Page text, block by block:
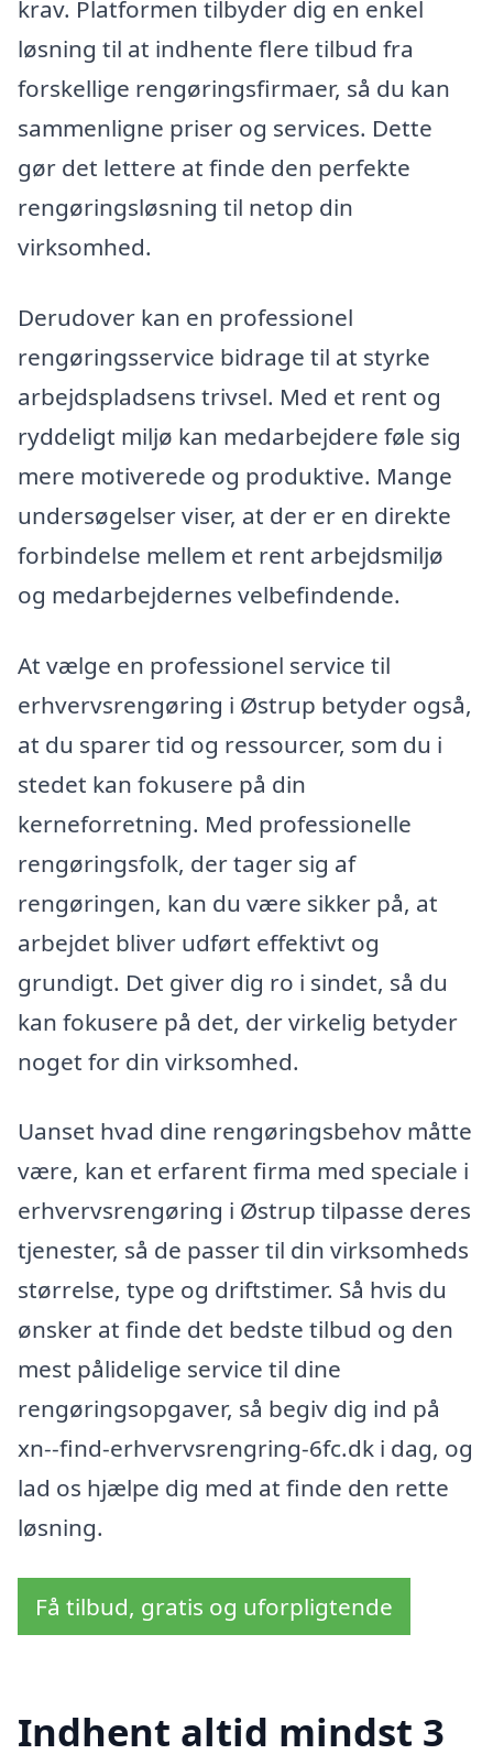
krav. Platformen tilbyder dig en enkel
løsning til at indhente flere tilbud fra
forskellige rengøringsfirmaer, så du kan
sammenligne priser og services. Dette
gør det lettere at finde den perfekte
rengøringsløsning til netop din
virksomhed.
Derudover kan en professionel
rengøringsservice bidrage til at styrke
arbejdspladsens trivsel. Med et rent og
ryddeligt miljø kan medarbejdere føle sig
mere motiverede og produktive. Mange
undersøgelser viser, at der er en direkte
forbindelse mellem et rent arbejdsmiljø
og medarbejdernes velbefindende.
At vælge en professionel service til
erhvervsrengøring i Østrup betyder også,
at du sparer tid og ressourcer, som du i
stedet kan fokusere på din
kerneforretning. Med professionelle
rengøringsfolk, der tager sig af
rengøringen, kan du være sikker på, at
arbejdet bliver udført effektivt og
grundigt. Det giver dig ro i sindet, så du
kan fokusere på det, der virkelig betyder
noget for din virksomhed.
Uanset hvad dine rengøringsbehov måtte
være, kan et erfarent firma med speciale i
erhvervsrengøring i Østrup tilpasse deres
tjenester, så de passer til din virksomheds
størrelse, type og driftstimer. Så hvis du
ønsker at finde det bedste tilbud og den
mest pålidelige service til dine
rengøringsopgaver, så begiv dig ind på
xn--find-erhvervsrengring-6fc.dk i dag, og
lad os hjælpe dig med at finde den rette
løsning.
Få tilbud, gratis og uforpligtende
Indhent altid mindst 3